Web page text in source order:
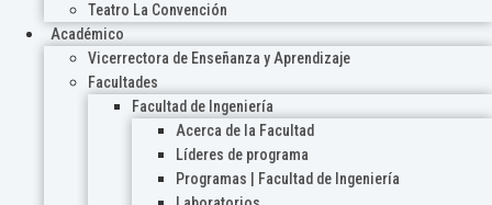
Teatro La Convención
Académico
Vicerrectora de Enseñanza y Aprendizaje
Facultades
Facultad de Ingeniería
Acerca de la Facultad
Líderes de programa
Programas | Facultad de Ingeniería